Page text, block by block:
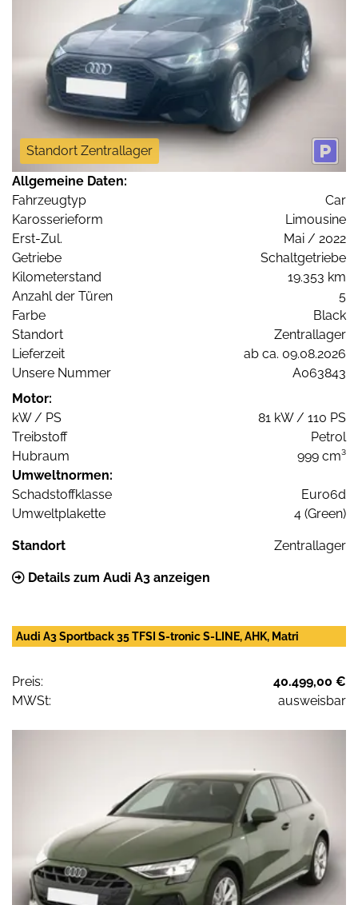
Standort Zentrallager
Allgemeine Daten:
Fahrzeugtyp
Car
Karosserieform
Limousine
Erst-Zul.
Mai / 2022
Getriebe
Schaltgetriebe
Kilometerstand
19.353 km
Anzahl der Türen
5
Farbe
Black
Standort
Zentrallager
Lieferzeit
ab ca. 09.08.2026
Unsere Nummer
A063843
Motor:
kW / PS
81 kW / 110 PS
Treibstoff
Petrol
Hubraum
999 cm³
Umweltnormen:
Schadstoffklasse
Euro6d
Umweltplakette
4 (Green)
Standort Zentrallager
Details zum Audi A3 anzeigen
Audi A3 Sportback 35 TFSI S-tronic S-LINE, AHK, Matri
Preis:
40.499,00 €
MWSt:
ausweisbar